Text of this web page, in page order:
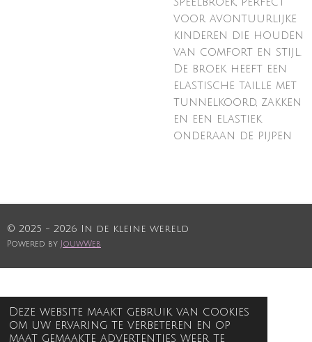
Deze website maakt gebruik van cookies
om uw ervaring te verbeteren en op
maat gemaakte advertenties weer te
voor avontuurlijke
kinderen die houden
van comfort en stijl.
De broek heeft een
elastische taille met
tunnelkoord, zakken
en een elastiek
onderaan de pijpen
© 2025 - 2026 In de kleine wereld
Powered by JouwWeb